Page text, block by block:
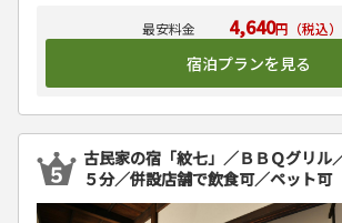
4,640円（税込
宿泊プランを見る
古民家の宿「紋七」／ＢＢＱグリル
５分／併設店舗で飲食可／ペット